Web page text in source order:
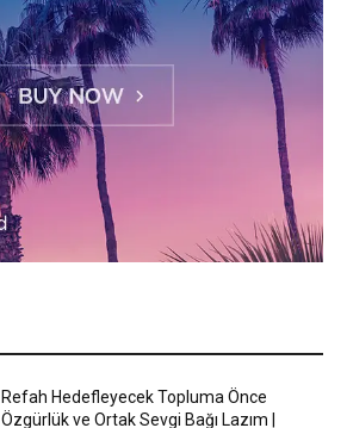
Refah Hedefleyecek Topluma Önce
Özgürlük ve Ortak Sevgi Bağı Lazım |